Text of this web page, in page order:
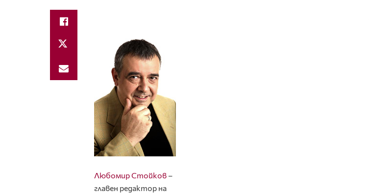
Любомир Стойков –
главен редактор на